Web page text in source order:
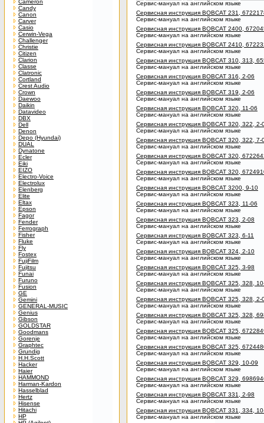
Cameron
Candy
Canon
Carver
Casio
Cerwin-Vega
Challenger
Christie
Citizen
Clarion
Classe
Clatronic
Cortland
Crest Audio
Crown
Daewoo
Daikin
Datavideo
DBX
Dell
Denon
Depo (Hyundai)
DUAL
Dynatone
Ecler
Eiki
EIZO
Electro-Voice
Electrolux
Elenberg
Elite
Eltax
Epson
Fagor
Fender
Ferrograph
Fisher
Fluke
Fly
Fostex
FujiFilm
Fujitsu
Funai
Furuno
Fusion
GE
Gemini
GENERAL-MUSIC
Genius
Gibson
GOLDSTAR
Goodmans
Gorenje
Graphtec
Grundig
H.H.Scott
Hacker
Haier
HAMMOND
Harman-Kardon
Hasselblad
Hertz
Hisense
Hitachi
HP
Сервис-мануал на английском языке
Сервисная инструкция BOBCAT 231,
Сервис-мануал на английском языке
Сервисная инструкция BOBCAT 2400,
Сервис-мануал на английском языке
Сервисная инструкция BOBCAT 2410,
Сервис-мануал на английском языке
Сервисная инструкция BOBCAT 310, 313,
Сервис-мануал на английском языке
Сервисная инструкция BOBCAT 316, 2-06
Сервис-мануал на английском языке
Сервисная инструкция BOBCAT 319, 2-06
Сервис-мануал на английском языке
Сервисная инструкция BOBCAT 320, 11-06
Сервис-мануал на английском языке
Сервисная инструкция BOBCAT 320, 322, 2-
Сервис-мануал на английском языке
Сервисная инструкция BOBCAT 320, 322, 7-
Сервис-мануал на английском языке
Сервисная инструкция BOBCAT 320,
Сервис-мануал на английском языке
Сервисная инструкция BOBCAT 320,
Сервис-мануал на английском языке
Сервисная инструкция BOBCAT 3200, 9-10
Сервис-мануал на английском языке
Сервисная инструкция BOBCAT 323, 11-06
Сервис-мануал на английском языке
Сервисная инструкция BOBCAT 323, 2-08
Сервис-мануал на английском языке
Сервисная инструкция BOBCAT 323, 6-11
Сервис-мануал на английском языке
Сервисная инструкция BOBCAT 324, 2-10
Сервис-мануал на английском языке
Сервисная инструкция BOBCAT 325, 3-98
Сервис-мануал на английском языке
Сервисная инструкция BOBCAT 325, 328,
Сервис-мануал на английском языке
Сервисная инструкция BOBCAT 325, 328, 2-
Сервис-мануал на английском языке
Сервисная инструкция BOBCAT 325, 328,
Сервис-мануал на английском языке
Сервисная инструкция BOBCAT 325,
Сервис-мануал на английском языке
Сервисная инструкция BOBCAT 325,
Сервис-мануал на английском языке
Сервисная инструкция BOBCAT 329, 10-09
Сервис-мануал на английском языке
Сервисная инструкция BOBCAT 329,
Сервис-мануал на английском языке
Сервисная инструкция BOBCAT 331, 2-98
Сервис-мануал на английском языке
Сервисная инструкция BOBCAT 331, 334,
Сервис-мануал на английском языке